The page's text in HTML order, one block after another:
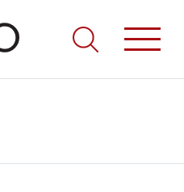
Médicos. Onde as notícias
passa na Saúde!